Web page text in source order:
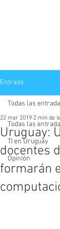
Entrada
Todas las
TI en Uruguay
Opinión
Todas las
Uruguay:
docentes
formarán
22 mar 2019 2 min de